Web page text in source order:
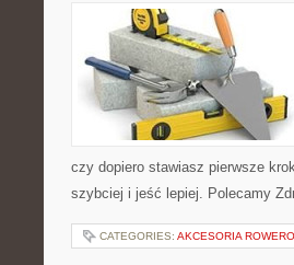
czy dopiero stawiasz pierwsze
szybciej i jeść lepiej. Polecamy
CATEGORIES: AKCESORIA